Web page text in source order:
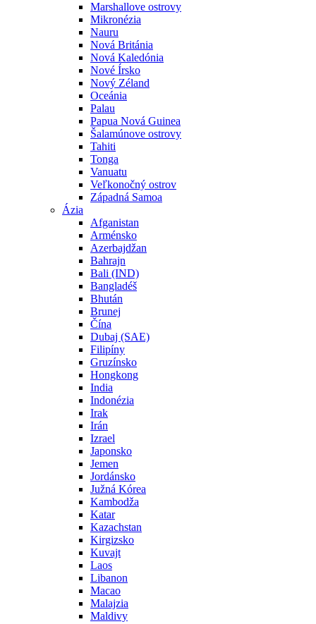
Marshallove ostrovy
Mikronézia
Nauru
Nová Británia
Nová Kaledónia
Nové Írsko
Nový Zéland
Oceánia
Palau
Papua Nová Guinea
Šalamúnove ostrovy
Tahiti
Tonga
Vanuatu
Veľkonočný ostrov
Západná Samoa
Ázia
Afganistan
Arménsko
Azerbajdžan
Bahrajn
Bali (IND)
Bangladéš
Bhután
Brunej
Čína
Dubaj (SAE)
Filipíny
Gruzínsko
Hongkong
India
Indonézia
Irak
Irán
Izrael
Japonsko
Jemen
Jordánsko
Južná Kórea
Kambodža
Katar
Kazachstan
Kirgizsko
Kuvajt
Laos
Libanon
Macao
Malajzia
Maldivy